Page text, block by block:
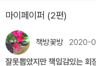
사로잡을 때 등장한 뜻밖의
령보다 인기가 높은 사람.그
기념행사에 참석하기로 약속
더 인기가 높은 연예인을 섭
있겠구나 싶어, 이 '잘못~'시
못 뽑은 전교 회장에서 잘 뽑
만, 잘못된 행동을 깨닫고 금
들도 깊은 울림과 깨달음을 얻
마이페이퍼 (2편)
책방꽃방 2020-
잘못뽑았지만 책임감있는